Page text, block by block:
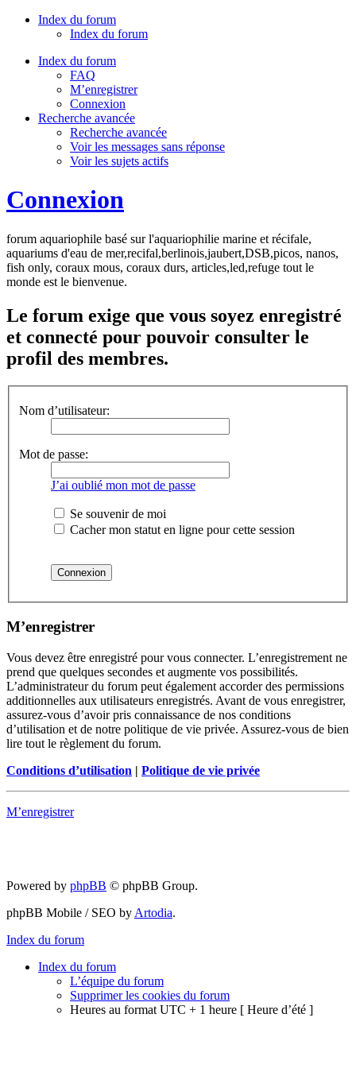
Index du forum
Index du forum
Index du forum
FAQ
M’enregistrer
Connexion
Recherche avancée
Recherche avancée
Voir les messages sans réponse
Voir les sujets actifs
Connexion
forum aquariophile basé sur l'aquariophilie marine et récifale,
aquariums d'eau de mer,recifal,berlinois,jaubert,DSB,picos, nanos,
fish only, coraux mous, coraux durs, articles,led,refuge tout le
monde est le bienvenue.
Le forum exige que vous soyez enregistré
et connecté pour pouvoir consulter le
profil des membres.
Nom d’utilisateur:
Mot de passe:
J’ai oublié mon mot de passe
Se souvenir de moi
Cacher mon statut en ligne pour cette session
M’enregistrer
Vous devez être enregistré pour vous connecter. L’enregistrement ne
prend que quelques secondes et augmente vos possibilités.
L’administrateur du forum peut également accorder des permissions
additionnelles aux utilisateurs enregistrés. Avant de vous enregistrer,
assurez-vous d’avoir pris connaissance de nos conditions
d’utilisation et de notre politique de vie privée. Assurez-vous de bien
lire tout le règlement du forum.
Conditions d’utilisation | Politique de vie privée
M’enregistrer
Powered by phpBB © phpBB Group.
phpBB Mobile / SEO by Artodia.
Index du forum
Index du forum
L’équipe du forum
Supprimer les cookies du forum
Heures au format UTC + 1 heure [ Heure d’été ]